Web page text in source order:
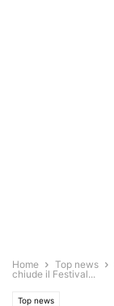
Home Top news
chiude il Festival...
Top news